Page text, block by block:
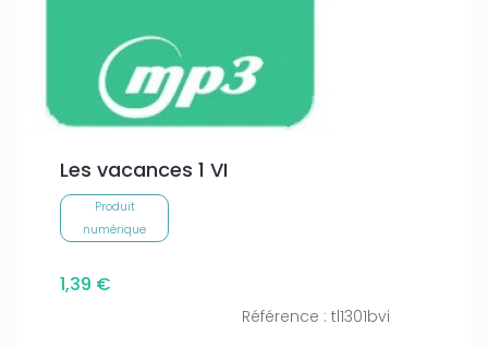
Les vacances 1 VI
Produit
numérique
1,39 €
Référence : tl1301bvi